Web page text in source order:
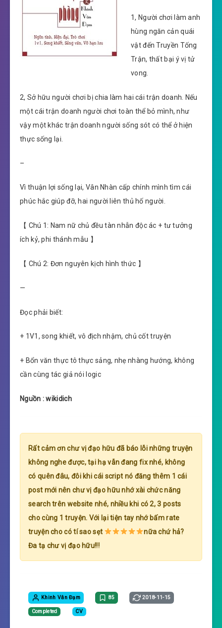
1, Người chơi làm anh
hùng ngăn cản quái
vật đến Truyền Tống
Trận, thất bại ý vị tử
vong.
2, Sở hữu người chơi bị chia làm hai cái trận doanh. Nếu
một cái trận doanh người chơi toàn thể bỏ mình, như
vậy một khác trận doanh người sống sót có thể ở hiện
thực sống lại.
–
Vì thuận lợi sống lại, Vân Nhàn cấp chính mình tìm cái
phúc hắc giúp đỡ, hai người liên thủ hố người.
【 Chú 1: Nam nữ chủ đều tàn nhẫn độc ác + tư tưởng
ích kỷ, phi thánh mẫu 】
【 Chú 2: Đơn nguyên kịch hình thức 】
—
Đọc phải biết:
+ 1V1, song khiết, vô địch nhậm, chủ cốt truyện
+ Bổn văn thực tô thực sảng, nhẹ nhàng hướng, không
cần cùng tác giả nói logic
Nguồn : wikidich
Rất cảm ơn chư vị đạo hữu đã báo lỗi những truyện
không nghe được, tại hạ vẫn đang fix nhé, không
có quên đâu, đôi khi cái script nó đăng thêm 1 cái
post mới nên chư vị đạo hữu nhớ xài chức năng
search trên website nhé, nhiều khi có 2, 3 posts
cho cùng 1 truyện. Với lại tiện tay nhớ bấm rate
truyện cho có tí sao sẹt
nữa chứ hả?
Đa tạ chư vị đạo hữu!!!
Khinh Vân Đạm 85 2018-11-15
Completed CV